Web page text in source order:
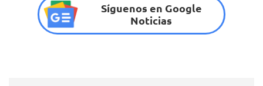
Síguenos en Google
Noticias